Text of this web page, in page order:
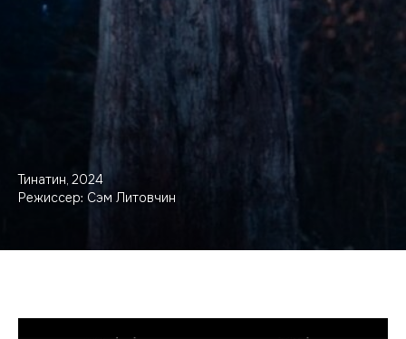
Тинатин, 2024
Режиссер: Сэм Литовчин